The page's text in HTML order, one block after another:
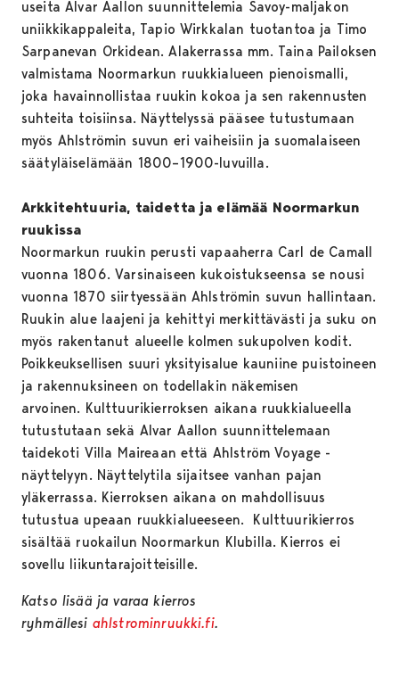
useita Alvar Aallon suunnittelemia Savoy-maljakon
uniikkikappaleita, Tapio Wirkkalan tuotantoa ja Timo
Sarpanevan Orkidean. Alakerrassa mm. Taina Pailoksen
valmistama Noormarkun ruukkialueen pienoismalli,
joka havainnollistaa ruukin kokoa ja sen rakennusten
suhteita toisiinsa. Näyttelyssä pääsee tutustumaan
myös Ahlströmin suvun eri vaiheisiin ja suomalaiseen
säätyläiselämään 1800–1900-luvuilla.
Arkkitehtuuria, taidetta ja elämää Noormarkun
ruukissa
Noormarkun ruukin perusti vapaaherra Carl de Camall
vuonna 1806. Varsinaiseen kukoistukseensa se nousi
vuonna 1870 siirtyessään Ahlströmin suvun hallintaan.
Ruukin alue laajeni ja kehittyi merkittävästi ja suku on
myös rakentanut alueelle kolmen sukupolven kodit.
Poikkeuksellisen suuri yksityisalue kauniine puistoineen
ja rakennuksineen on todellakin näkemisen
arvoinen. Kulttuurikierroksen aikana ruukkialueella
tutustutaan sekä Alvar Aallon suunnittelemaan
taidekoti Villa Maireaan että Ahlström Voyage -
näyttelyyn. Näyttelytila sijaitsee vanhan pajan
yläkerrassa. Kierroksen aikana on mahdollisuus
tutustua upeaan ruukkialueeseen. Kulttuurikierros
sisältää ruokailun Noormarkun Klubilla. Kierros ei
sovellu liikuntarajoitteisille.
Katso lisää ja varaa kierros
ryhmällesi ahlstrominruukki.fi.